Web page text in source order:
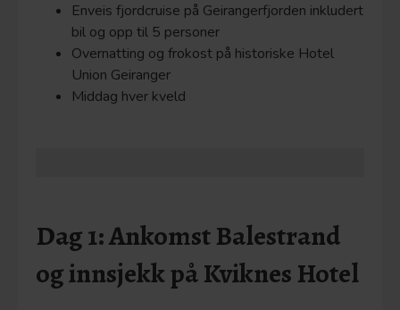
Enveis fjordcruise på Geirangerfjorden inkludert
bil og opp til 5 personer
Overnatting og frokost på historiske Hotel
Union Geiranger
Middag hver kveld
Dag 1: Ankomst Balestrand
og innsjekk på Kviknes Hotel